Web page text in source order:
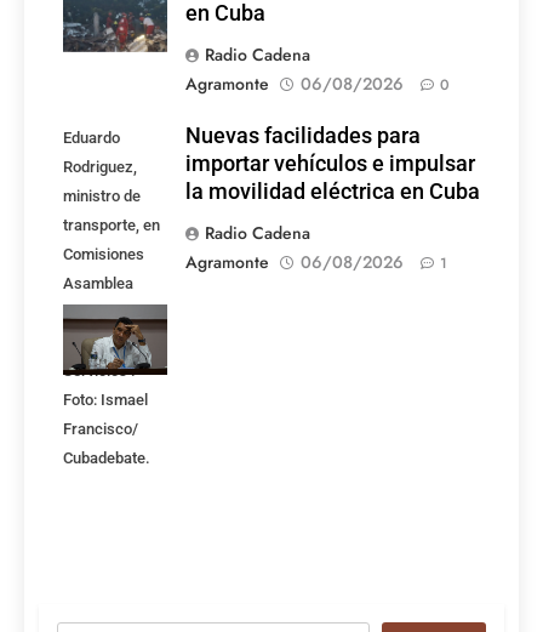
en Cuba
Radio Cadena
Agramonte
06/08/2026 0
Eduardo
Rodriguez,
ministro de
transporte, en
Comisiones
Asamblea
Nacional,
Atención a los
Servicios .
Foto: Ismael
Francisco/
Cubadebate.
Nuevas facilidades para
importar vehículos e impulsar
la movilidad eléctrica en Cuba
Radio Cadena
Agramonte
06/08/2026 1